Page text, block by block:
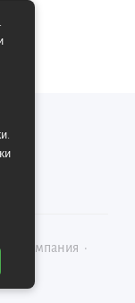
компания ·